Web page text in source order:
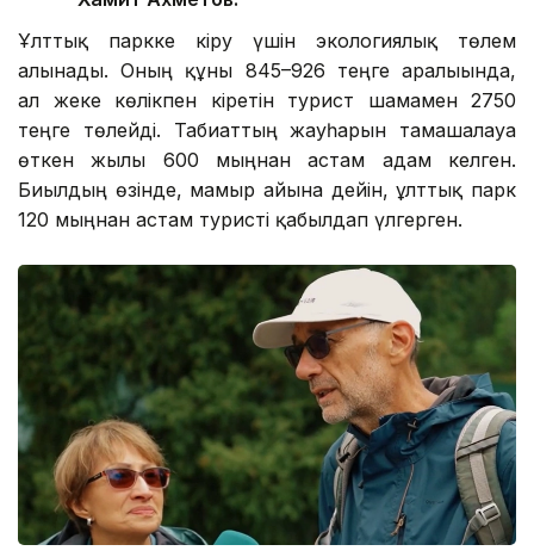
Ұлттық паркке кіру үшін экологиялық төлем
алынады. Оның құны 845–926 теңге аралығында,
ал жеке көлікпен кіретін турист шамамен 2750
теңге төлейді. Табиғаттың жауһарын тамашалауға
өткен жылы 600 мыңнан астам адам келген.
Биылдың өзінде, мамыр айына дейін, ұлттық парк
120 мыңнан астам туристі қабылдап үлгерген.